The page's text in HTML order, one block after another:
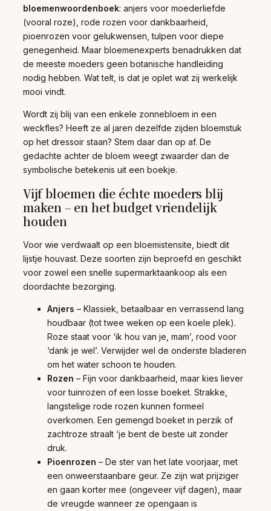
bloemenwoordenboek: anjers voor moederliefde
(vooral roze), rode rozen voor dankbaarheid,
pioenrozen voor gelukwensen, tulpen voor diepe
genegenheid. Maar bloemenexperts benadrukken dat
de meeste moeders geen botanische handleiding
nodig hebben. Wat telt, is dat je oplet wat zij werkelijk
mooi vindt.
Wordt zij blij van een enkele zonnebloem in een
weckfles? Heeft ze al jaren dezelfde zijden bloemstuk
op het dressoir staan? Stem daar dan op af. De
gedachte achter de bloem weegt zwaarder dan de
symbolische betekenis uit een boekje.
Vijf bloemen die échte moeders blij
maken – en het budget vriendelijk
houden
Voor wie verdwaalt op een bloemistensite, biedt dit
lijstje houvast. Deze soorten zijn beproefd en geschikt
voor zowel een snelle supermarktaankoop als een
doordachte bezorging.
Anjers – Klassiek, betaalbaar en verrassend lang
houdbaar (tot twee weken op een koele plek).
Roze staat voor ‘ik hou van je, mam’, rood voor
‘dank je wel’. Verwijder wel de onderste bladeren
om het water schoon te houden.
Rozen – Fijn voor dankbaarheid, maar kies liever
voor tuinrozen of een losse boeket. Strakke,
langstelige rode rozen kunnen formeel
overkomen. Een gemengd boeket in perzik of
zachtroze straalt ‘je bent de beste uit zonder
druk.
Pioenrozen – De ster van het late voorjaar, met
een onweerstaanbare geur. Ze zijn wat prijziger
en gaan korter mee (ongeveer vijf dagen), maar
de vreugde wanneer ze opengaan is